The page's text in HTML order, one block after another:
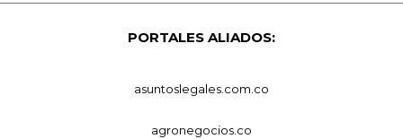
PORTALES ALIADOS:
asuntoslegales.com.co
agronegocios.co